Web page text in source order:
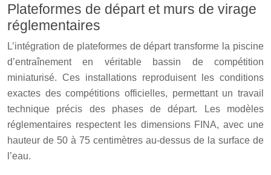
Plateformes de départ et murs de virage
réglementaires
L’intégration de plateformes de départ transforme la piscine
d’entraînement en véritable bassin de compétition
miniaturisé. Ces installations reproduisent les conditions
exactes des compétitions officielles, permettant un travail
technique précis des phases de départ. Les modèles
réglementaires respectent les dimensions FINA, avec une
hauteur de 50 à 75 centimètres au-dessus de la surface de
l’eau.